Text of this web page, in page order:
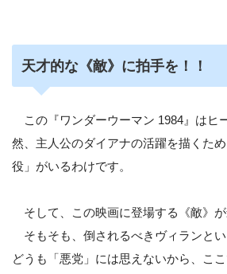
天才的な《敵》に拍手を！！
この『ワンダーウーマン 1984』はヒ
然、主人公のダイアナの活躍を描くた
役」がいるわけです。
そして、この映画に登場する《敵》が
そもそも、倒されるべきヴィランとい
どうも「悪党」には思えないから、こ